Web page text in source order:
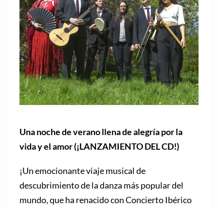
Una noche de verano llena de alegría por la
vida y el amor (¡LANZAMIENTO DEL CD!)
¡Un emocionante viaje musical de
descubrimiento de la danza más popular del
mundo, que ha renacido con Concierto Ibérico